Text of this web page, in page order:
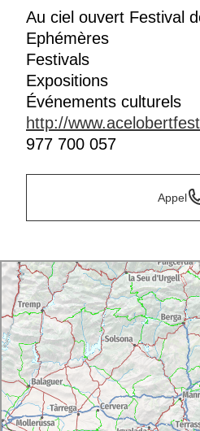
Au ciel ouvert Festival
Ephémères
Festivals
Expositions
Événements culturels
http://
977 700 057
Appel